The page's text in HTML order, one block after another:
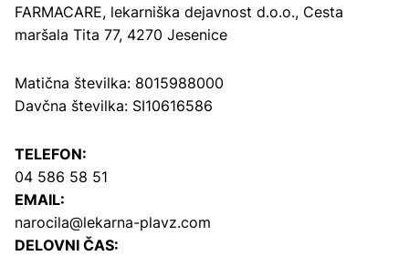
FARMACARE, lekarniška dejavnost d.o.o., Cesta
maršala Tita 77, 4270 Jesenice
Matična številka: 8015988000
Davčna številka: SI10616586
TELEFON:
04 586 58 51
EMAIL:
narocila@lekarna-plavz.com
DELOVNI ČAS: